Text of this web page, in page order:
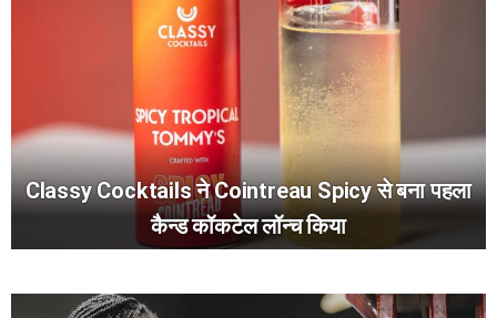
Classy Cocktails ने Cointreau Spicy से बना पहला
कैन्ड कॉकटेल लॉन्च किया